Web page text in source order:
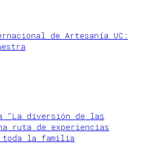
de Artesanía UC:
“La diversión de las
ruta de experiencias
toda la familia